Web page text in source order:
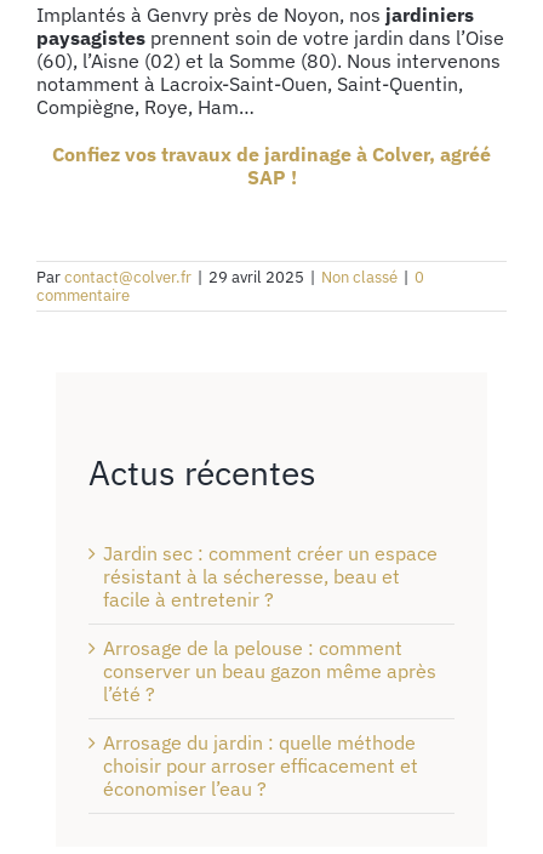
Implantés à Genvry près de Noyon, nos jardiniers
paysagistes prennent soin de votre jardin dans l’Oise
(60), l’Aisne (02) et la Somme (80). Nous intervenons
notamment à Lacroix-Saint-Ouen, Saint-Quentin,
Compiègne, Roye, Ham…
Confiez vos travaux de jardinage à Colver, agréé
SAP !
Parcontact@colver.fr | 29 avril 2025 | Non classé | 0
commentaire
Actus récentes
Jardin sec : comment créer un espace
résistant à la sécheresse, beau et
facile à entretenir ?
Arrosage de la pelouse : comment
conserver un beau gazon même après
l’été ?
Arrosage du jardin : quelle méthode
choisir pour arroser efficacement et
économiser l’eau ?